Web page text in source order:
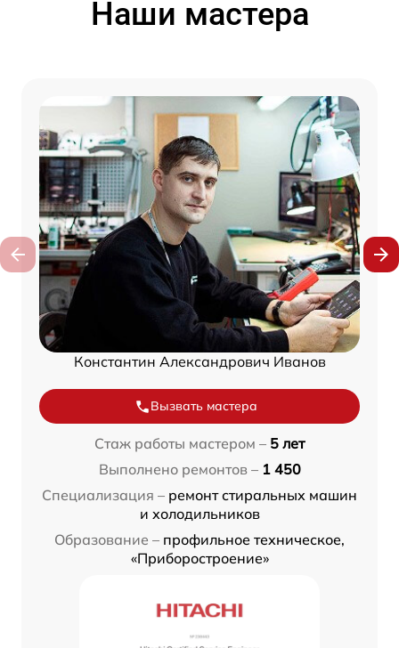
Наши мастера
Константин Александрович Иванов
Вызвать мастера
Стаж работы мастером – 5 лет
Выполнено ремонтов – 1 450
Специализация – ремонт стиральных машин
и холодильников
Образование – профильное техническое,
«Приборостроение»